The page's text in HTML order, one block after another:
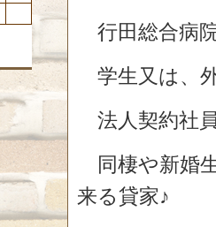
行田総合病
学生又は、
法人契約社
同棲や新婚
来る貸家♪